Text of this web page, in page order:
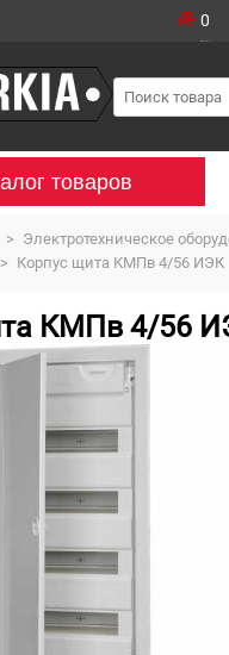
0
товаров
> Электротехническое
> Корпус щита КМПв 4/56 ИЭК
КМПв 4/56